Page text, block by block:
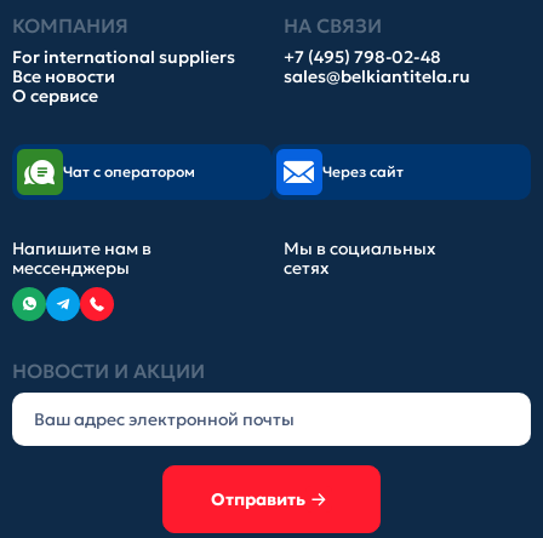
КОМПАНИЯ
For international suppliers
Все новости
О сервисе
НА СВЯЗИ
+7 (495) 798-02-48
sales@belkiantitela.ru
НОВОСТИ И АКЦИИ
Отправить
Чат с оператором Через сайт
Напишите нам в
мессенджеры
Мы в социальных
сетях